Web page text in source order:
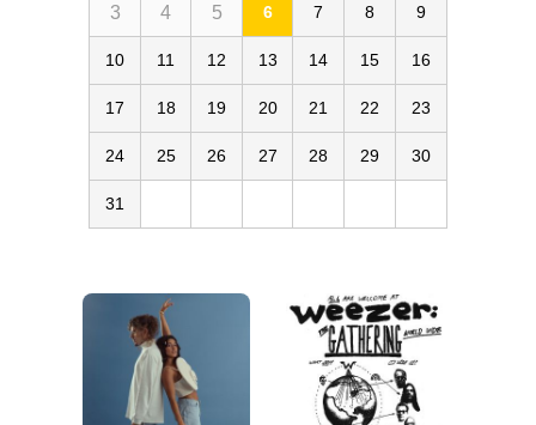
3 4 5 6 7 8 9
10 11 12 13 14 15 16
17 18 19 20 21 22 23
24 25 26 27 28 29 30
31